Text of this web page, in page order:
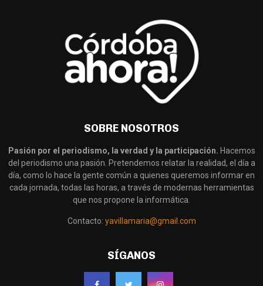
SOBRE NOSOTROS
Pasión por el periodismo, la verdad y la participación. Hacemos
del periodismo una pasión. Pretendemos relatar la realidad, el día a
día, como lo hace la gente común a quienes queremos informar en
cada jornada, todas las horas, a través de modernas herramientas
que nos propone la informática.
Contacto: yavillamaria@gmail.com
SÍGANOS